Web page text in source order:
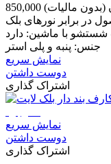
(بدون مالیات)
در برابر نورهای بلک
شستشو با ماشین: دارد
جنس: پنبه و پلی استر
نمایش سریع
دوست داشتن
اشتراک گذاری
نمایش سریع
دوست داشتن
اشتراک گذاری